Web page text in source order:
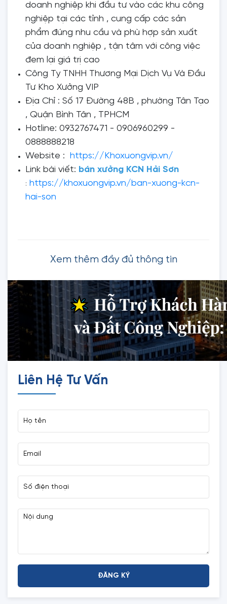
doanh nghiệp khi đầu tư vào các khu công
nghiệp tại các tỉnh , cung cấp các sản
phẩm đúng nhu cầu và phù hợp sản xuất
của doanh nghiệp , tận tâm với công việc
đem lại giá trị cao
Công Ty TNHH Thương Mại Dịch Vụ Và Đầu
Tư Kho Xưởng VIP
Địa Chỉ : Số 17 Đường 48B , phường Tân Tạo
, Quận Bình Tân , TPHCM
Hotline: 0932767471 - 0906960299 -
0888888218
Website : https://Khoxuongvip.vn/
Link bài viết: bán xưởng KCN Hải Sơn
: https://khoxuongvip.vn/ban-xuong-kcn-
hai-son
Xem thêm đầy đủ thông tin
Liên Hệ Tư Vấn